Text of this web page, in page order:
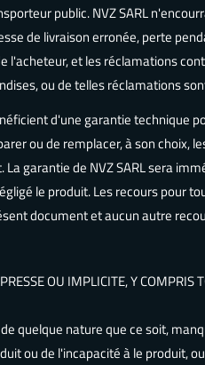
public. NVZ SARL
de livraison erronée, perte
et les réclamations
ou de telles réclamations
d'une garantie technique
ou de remplacer, à son choix,
garantie de NVZ SARL sera
le produit. Les recours pour
document et aucun autre
OU IMPLICITE, Y COMPRIS
quelque nature que ce soit,
ou de l'incapacité à le produit,